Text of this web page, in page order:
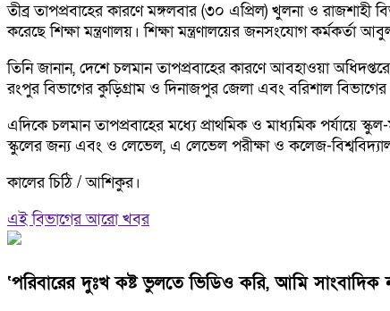
তীব্র তাপপ্রবাহের কারণে মঙ্গলবার (৩০ এপ্রিল) খুলনা ও
করেছে শিক্ষা মন্ত্রণালয়। শিক্ষা মন্ত্রণালয়ের জনসংযোগ কর্মকর্তা
তিনি জানান, দেশে চলমান তাপপ্রবাহের কারণে আবহাওয়া
রংপুর বিভাগের কুড়িগ্রাম ও দিনাজপুর জেলা এবং বরিশাল বিভাগের
এদিকে চলমান তাপপ্রবাহের মধ্যে প্রাথমিক ও মাধ্যমিক পর্যায়ে
স্কুলের জন্য এবং ও লেভেল, এ লেভেল পরীক্ষা ও কলেজ-
কালের চিঠি / আশিকুর।
এই বিভাগের আরো খবর
‘পরিবারের দুঃখ কষ্ট ভুলতে ভিডিও করি, আমি সাংবাদিক